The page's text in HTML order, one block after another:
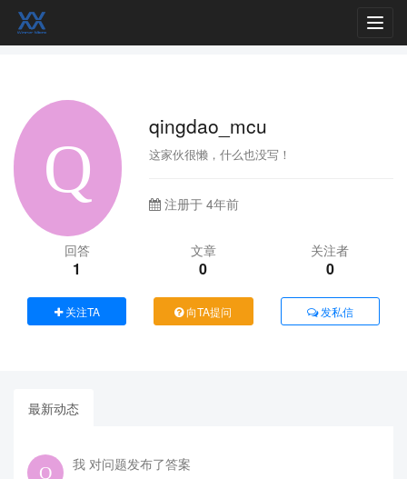
qingdao_mcu
这家伙很懒，什么也没写！
注册于 4年前
回答
1
文章
0
关注者
0
关注TA 向TA提问 发私信
最新动态
我 对问题发布了答案